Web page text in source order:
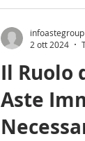
Il Ruolo
Aste
infoastegroup
2 ott 2024